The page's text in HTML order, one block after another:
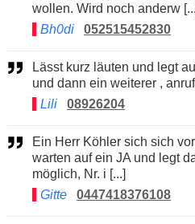
wollen. Wird noch anderw
Bh0di
052515452830
Lässt kurz läuten und legt auf. 2 minuten später wieder
und dann ein weiterer ,
Lili
08926204
Ein Herr Köhler sich sich vor, fragt nach deinen Namen,
warten auf ein JA und legt
möglich, Nr. i [...]
Gitte
0447418376108